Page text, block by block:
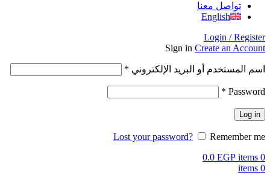
تواصل معنا
English
Login / Register
Sign in Create an Account
اسم المستخدم أو البريد الإلكتروني *
Password
*
Log in
Lost your password?
Remember me
0
items
0.0 EGP
0
items